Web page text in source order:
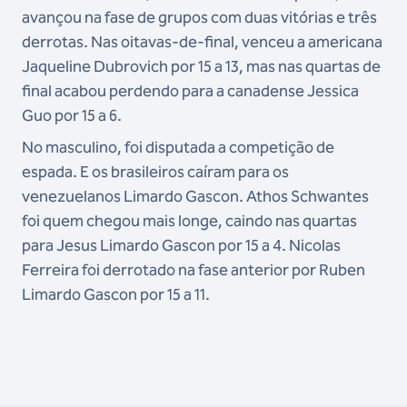
avançou na fase de grupos com duas vitórias e três
derrotas. Nas oitavas-de-final, venceu a americana
Jaqueline Dubrovich por 15 a 13, mas nas quartas de
final acabou perdendo para a canadense Jessica
Guo por 15 a 6.
No masculino, foi disputada a competição de
espada. E os brasileiros caíram para os
venezuelanos Limardo Gascon. Athos Schwantes
foi quem chegou mais longe, caindo nas quartas
para Jesus Limardo Gascon por 15 a 4. Nicolas
Ferreira foi derrotado na fase anterior por Ruben
Limardo Gascon por 15 a 11.